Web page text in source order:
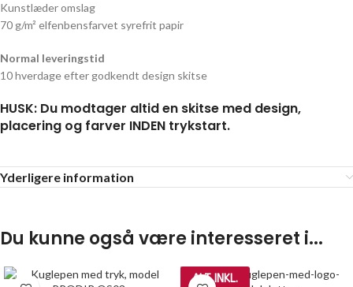
Kunstlæder omslag
70 g/m² elfenbensfarvet syrefrit papir
Normal leveringstid
10 hverdage efter godkendt design skitse
HUSK: Du modtager altid en skitse med design,
placering og farver INDEN trykstart.
Yderligere information
Du kunne også være interesseret i...
ALT INKL.